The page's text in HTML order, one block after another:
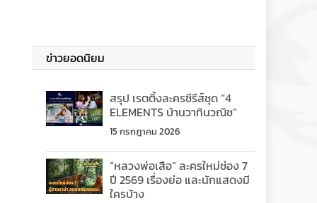
ข่าวยอดนิยม
สรุป เรตติ้งละครซีรีส์ชุด “4
ELEMENTS บ้านวาทินวณิช”
15 กรกฎาคม 2026
“หลวงพ่อเสือ” ละครใหม่ช่อง 7
ปี 2569 เรื่องย่อ และนักแสดงมี
ใครบ้าง